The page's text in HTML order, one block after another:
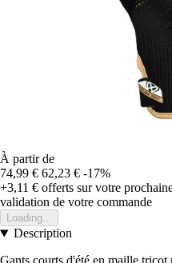
À partir de
74,99 € 62,23 € -17%
+3,11 € offerts sur votre
validation de votre commande
Loading...
Description